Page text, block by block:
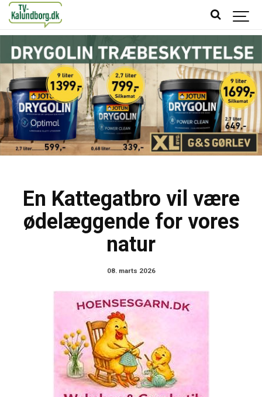
En Kattegatbro vil være
ødelæggende for vores
natur
08. marts 2026